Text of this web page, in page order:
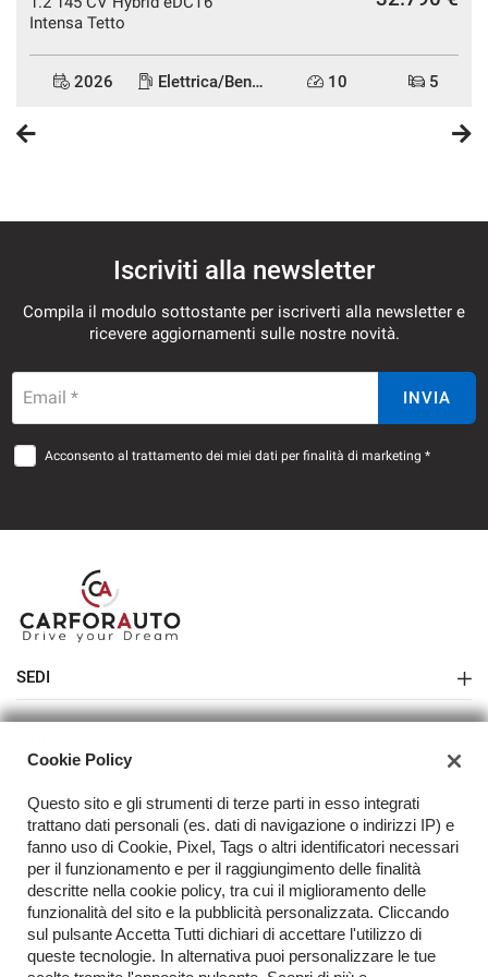
quali ad esempio: il costo del trasferimento di proprietà, la
finanziamenti o leasing ecc.
chiarimento
Intensa Tetto
2026 Elettrica/Benzina 10 5
Iscriviti alla newsletter
Compila il modulo sottostante per iscriverti alla newsletter e
ricevere aggiornamenti sulle nostre novità.
Email * INVIA
Acconsento al trattamento dei miei dati per finalità di marketing *
SEDI
Sede di Melegnano
Contatti
Acquista il tuo veicolo online
FAQ
TORNA IN CIMA
Cookie Policy
Questo sito e gli strumenti di terze parti in esso integrati
trattano dati personali (es. dati di navigazione o indirizzi IP) e
fanno uso di Cookie, Pixel, Tags o altri identificatori necessari
per il funzionamento e per il raggiungimento delle finalità
descritte nella cookie policy, tra cui il miglioramento delle
funzionalità del sito e la pubblicità personalizzata. Cliccando
sul pulsante Accetta Tutti dichiari di accettare l'utilizzo di
queste tecnologie. In alternativa puoi personalizzare le tue